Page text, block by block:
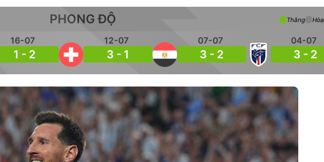
PHONG ĐỘ
16-07
1 - 2
12-07
3 - 1
07-07
3 - 2
04-07
3 - 2
Thắng Hòa